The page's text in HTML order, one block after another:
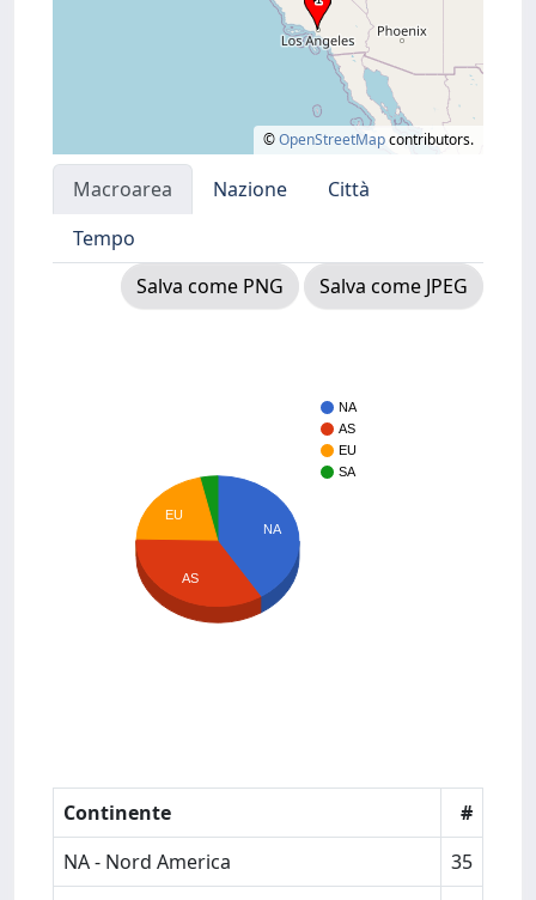
©OpenStreetMapcontributors.
Macroarea Nazione
Città
Tempo
Salva come PNG
Salva come JPEG
NA
AS
EU
SA
NA
EU
AS
Continente
#
NA - Nord America
35